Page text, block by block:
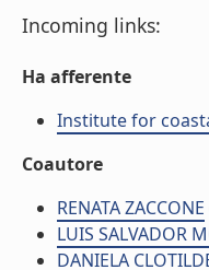
Incoming links:
Ha afferente
Institute for
Coautore
RENATA ZACCONE
LUIS SALVADOR
DANIELA